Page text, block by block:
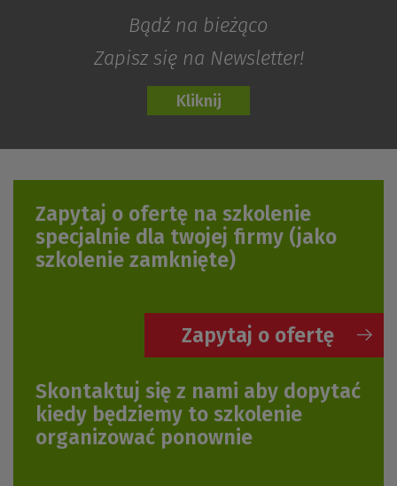
Bądź na bieżąco
Zapisz się na Newsletter!
Zapytaj o ofertę na szkolenie
specjalnie dla twojej firmy (jako
szkolenie zamknięte)
Zapytaj o ofertę
Skontaktuj się z nami aby dopytać
kiedy będziemy to szkolenie
organizować ponownie